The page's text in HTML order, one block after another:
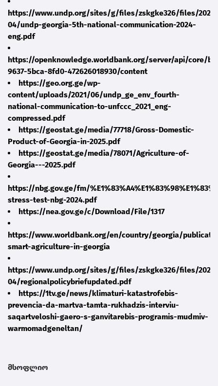
https://www.undp.org/sites/g/files/zskgke326/files/2025-
04/undp-georgia-5th-national-communication-2024-
eng.pdf
https://openknowledge.worldbank.org/server/api/core/
9637-5bca-8fd0-472626018930/content
https://geo.org.ge/wp-
content/uploads/2021/06/undp_ge_env_fourth-
national-communication-to-unfccc_2021_eng-
compressed.pdf
https://geostat.ge/media/77718/Gross-Domestic-
Product-of-Georgia-in-2025.pdf
https://geostat.ge/media/78071/Agriculture-of-
Georgia---2025.pdf
https://nbg.gov.ge/fm/
stress-test-nbg-2024.pdf
https://nea.gov.ge/c/Download/File/1317
https://www.worldbank.org/en/country/georgia/
smart-agriculture-in-georgia
https://www.undp.org/sites/g/files/zskgke326/files/2025-
04/regionalpolicybriefupdated.pdf
https://1tv.ge/news/klimaturi-katastrofebis-
prevencia-da-martva-tamta-rukhadzis-interviu-
saqartveloshi-gaero-s-ganvitarebis-programis-mudmiv-
warmomadgeneltan/
მსოფლიო